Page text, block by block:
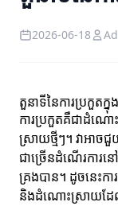
2026-06-18
តួនាទីនៃការប្រកួតក្នុ
ការប្រកួតគឺជាដំណោ
ស្រាយថ្មីៗ។ វាអាច
ជាច្រើនដំណើរការន
គ្រងបាន។ ដូចនេះកា
និងដំណោះស្រាយដែ